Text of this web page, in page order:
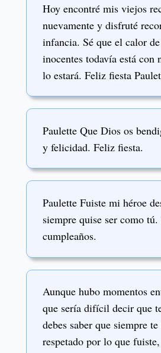
Hoy encontré mis viejos
nuevamente y disfruté
infancia. Sé que el calor
inocentes todavía está con
lo estará. Feliz fiesta
Paulette Que Dios os
y felicidad. Feliz fiesta.
Paulette Fuiste mi héroe
siempre quise ser como
cumpleaños.
Aunque hubo momentos
que sería difícil decir que
debes saber que siempre
respetado por lo que